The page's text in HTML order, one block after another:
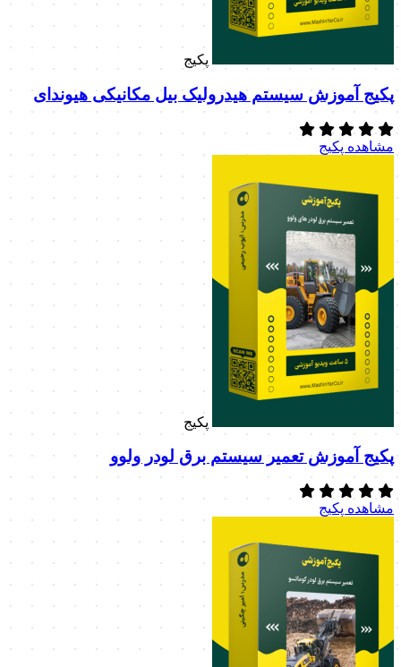
پکیج
پکیج آموزش سیستم هیدرولیک بیل مکانیکی هیوندای
مشاهده پکیج
پکیج
پکیج آموزش تعمیر سیستم برق لودر ولوو
مشاهده پکیج